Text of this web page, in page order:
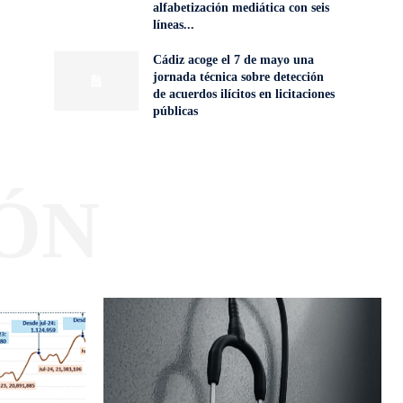
alfabetización mediática con seis
líneas...
Cádiz acoge el 7 de mayo una
jornada técnica sobre detección
de acuerdos ilícitos en licitaciones
públicas